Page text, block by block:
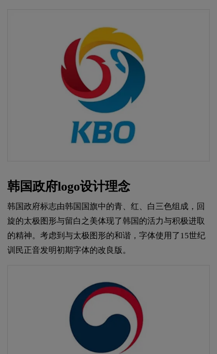
韩国政府logo设计理念
韩国政府标志由韩国国旗中的青、红、白三色组成，回
旋的太极图形与留白之美体现了韩国的活力与积极进取
的精神。考虑到与太极图形的和谐，字体使用了15世纪
训民正音发明初期字体的改良版。